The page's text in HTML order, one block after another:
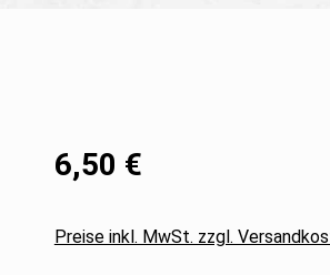
6,50 €
Preise inkl. MwSt. zzgl.